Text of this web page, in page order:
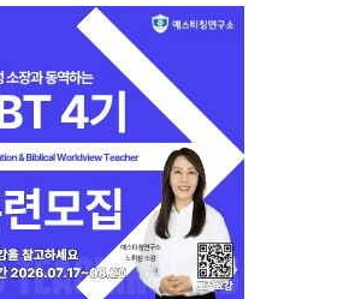
느헤미야 연합기도회, ‘왕의 기